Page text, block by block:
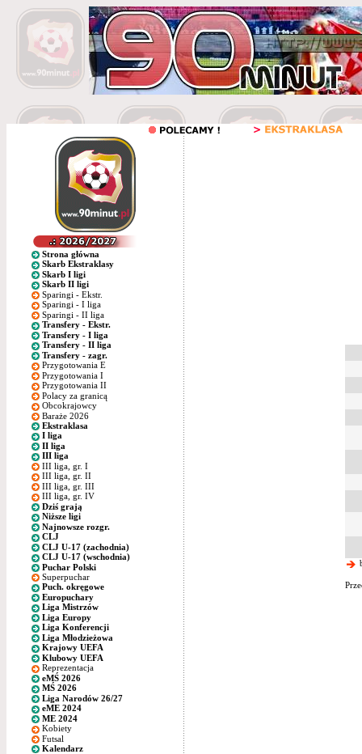
Strona główna
Skarb Ekstraklasy
Skarb I ligi
Skarb II ligi
Sparingi - Ekstr.
Sparingi - I liga
Sparingi - II liga
Transfery - Ekstr.
Transfery - I liga
Transfery - II liga
Transfery - zagr.
Przygotowania E
Przygotowania I
Przygotowania II
Polacy za granicą
Obcokrajowcy
Baraże 2026
Ekstraklasa
I liga
II liga
III liga
III liga, gr. I
III liga, gr. II
III liga, gr. III
III liga, gr. IV
Dziś grają
Niższe ligi
Najnowsze rozgr.
CLJ
CLJ U-17 (zachodnia)
CLJ U-17 (wschodnia)
Puchar Polski
Superpuchar
Puch. okręgowe
Europuchary
Liga Mistrzów
Liga Europy
Liga Konferencji
Liga Młodzieżowa
Krajowy UEFA
Klubowy UEFA
Reprezentacja
eMŚ 2026
MŚ 2026
Liga Narodów 26/27
eME 2024
ME 2024
Kobiety
Futsal
Kalendarz